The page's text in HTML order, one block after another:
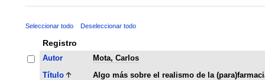
Seleccionar todo Deseleccionar todo
Registro
Autor
Mota, Carlos
Título
Algo más sobre el realismo de la